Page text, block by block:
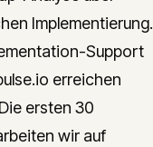
Implementierung.
Support
erreichen
ersten 30
wir auf